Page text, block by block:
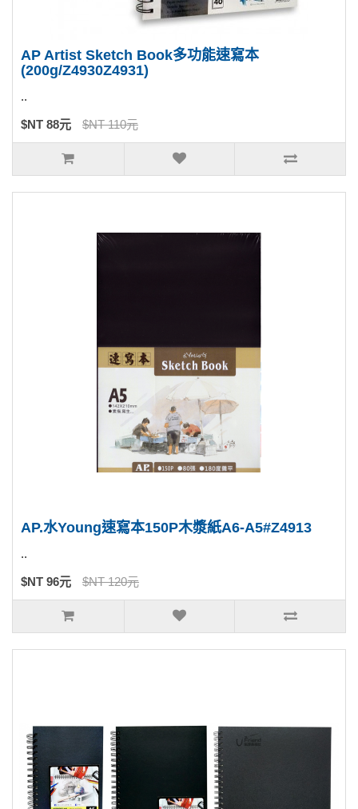
AP Artist Sketch Book多功能速寫本
(200g/Z4930Z4931)
..
$NT 88元 $NT 110元
AP.水Young速寫本150P木漿紙A6-A5#Z4913
..
$NT 96元 $NT 120元